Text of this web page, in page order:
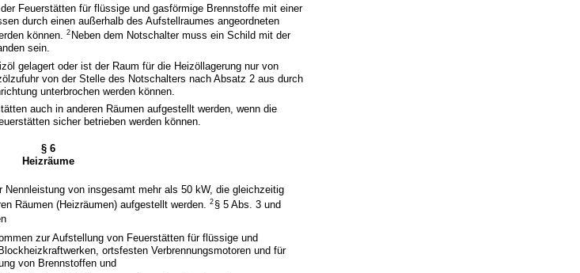
Feuerstätten für flüssige und gasförmige Brennstoffe mit einer
durch einen außerhalb des Aufstellraumes angeordneten
können.2 Neben dem Notschalter muss ein Schild mit der
sein.
gelagert oder ist der Raum für die Heizöllagerung nur von
von der Stelle des Notschalters nach Absatz 2 aus durch
unterbrochen werden können.
auch in anderen Räumen aufgestellt werden, wenn die
sicher betrieben werden können.
§ 6
Heizräume
von insgesamt mehr als 50 kW, die gleichzeitig
Räumen (Heizräumen) aufgestellt werden.2 § 5 Abs. 3 und
zur Aufstellung von Feuerstätten für flüssige und
ortsfesten Verbrennungsmotoren und für
von Brennstoffen und